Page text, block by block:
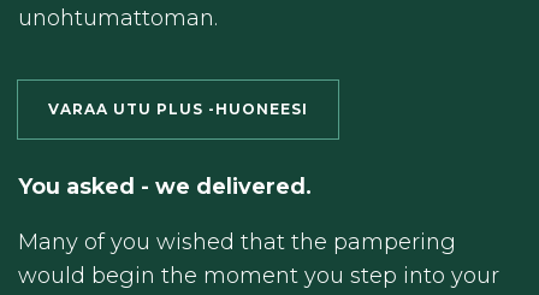
unohtumattoman.
VARAA UTU PLUS -HUONEESI
You asked - we delivered.
Many of you wished that the pampering
would begin the moment you step into your